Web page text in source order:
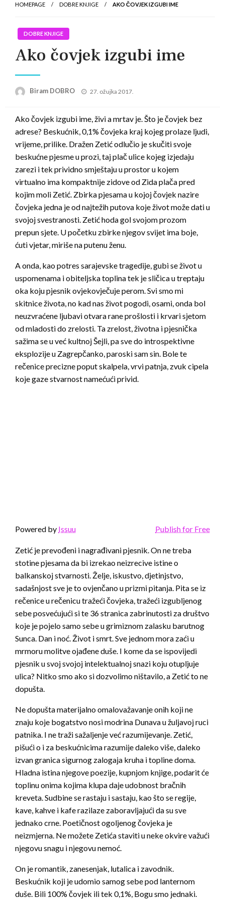
HOMEPAGE DOBRE KNJIGE AKO ČOVJEK IZGUBI IME
DOBRE KNJIGE
Ako čovjek izgubi ime
Biram DOBRO
Posted
27. ožujka 2017.
Ako čovjek izgubi ime, živi a mrtav je. Što je čovjek bez
adrese? Beskućnik, 0,1% čovjeka kraj kojeg prolaze ljudi,
vrijeme, prilike. Dražen Zetić odlučio je skučiti svoje
beskućne pjesme u prozi, taj plač ulice kojeg izjedaju
zarezi i tek prividno smještaju u prostor u kojem
virtualno ima kompaktnije zidove od Zida plača pred
kojim moli Zetić. Zbirka pjesama u kojoj čovjek nazire
čovjeka jedna je od najtežih putova koje život može dati u
svojoj svestranosti. Zetić hoda gol svojom prozom
prepun sjete. U početku zbirke njegov svijet ima boje,
ćuti vjetar, miriše na putenu ženu.
A onda, kao potres sarajevske tragedije, gubi se život u
uspomenama i obiteljska toplina tek je sličica u treptaju
oka koju pjesnik ovjekovječuje perom. Svi smo mi
skitnice života, no kad nas život pogodi, osami, onda bol
neuzvraćene ljubavi otvara rane prošlosti i krvari sjetom
od mladosti do zrelosti. Ta zrelost, životna i pjesnička
sažima se u već kultnoj Šejli, pa sve do introspektivne
eksplozije u Zagrepčanko, paroski sam sin. Bole te
rečenice precizne poput skalpela, vrvi patnja, zvuk cipela
koje gaze stvarnost namećući privid.
Powered by Issuu Publish for Free
Zetić je prevođeni i nagrađivani pjesnik. On ne treba
stotine pjesama da bi izrekao neizrecive istine o
balkanskoj stvarnosti. Želje, iskustvo, djetinjstvo,
sadašnjost sve je to ovjenčano u prizmi pitanja. Pita se iz
rečenice u rečenicu tražeći čovjeka, tražeći izgubljenog
sebe posvećujući si te 36 stranica zabrinutosti za društvo
koje je pojelo samo sebe u grimiznom zalasku barutnog
Sunca. Dan i noć. Život i smrt. Sve jednom mora zaći u
mrmoru molitve ojađene duše. I kome da se ispovijedi
pjesnik u svoj svojoj intelektualnoj snazi koju otupljuje
ulica? Nitko smo ako si dozvolimo ništavilo, a Zetić to ne
dopušta.
Ne dopušta materijalno omalovažavanje onih koji ne
znaju koje bogatstvo nosi modrina Dunava u žuljavoj ruci
patnika. I ne traži sažaljenje već razumijevanje. Zetić,
pišući o i za beskućnicima razumije daleko više, daleko
izvan granica sigurnog zalogaja kruha i topline doma.
Hladna istina njegove poezije, kupnjom knjige, podarit će
toplinu onima kojima klupa daje udobnost bračnih
kreveta. Sudbine se rastaju i sastaju, kao što se regije,
kave, kahve i kafe razilaze zaboravljajući da su sve
jednako crne. Poetičnost ogoljenog čovjeka je
neizmjerna. Ne možete Zetića staviti u neke okvire važući
njegovu snagu i njegovu nemoć.
On je romantik, zanesenjak, lutalica i zavodnik.
Beskućnik koji je udomio samog sebe pod lanternom
duše. Bili 100% čovjek ili tek 0,1%, Bogu smo jednaki.